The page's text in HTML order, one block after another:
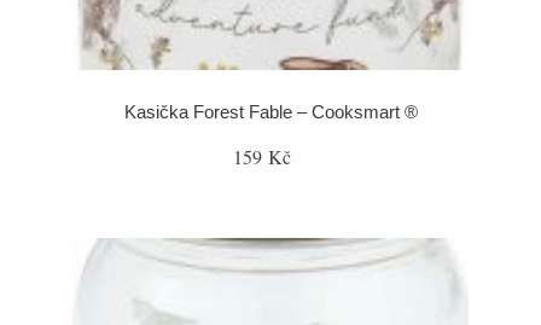
Kasička Forest Fable – Cooksmart ®
159 Kč